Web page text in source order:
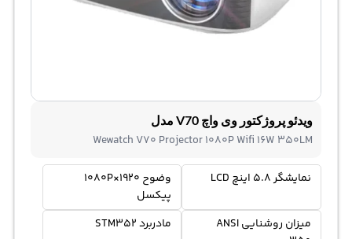
ویدئو پروژکتور وی واچ V70 مدل
Wewatch V70 Projector 1080P Wifi 16W 350LM
نمایشگر 5.8 اینچ LCD
وضوح 1920×1080P
پیکسل
میزان روشنایی ANSI
مادربرد STM352